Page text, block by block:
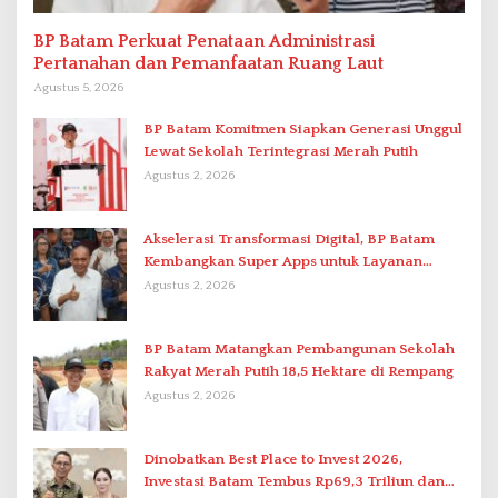
BP Batam Perkuat Penataan Administrasi
Pertanahan dan Pemanfaatan Ruang Laut
Agustus 5, 2026
BP Batam Komitmen Siapkan Generasi Unggul
Lewat Sekolah Terintegrasi Merah Putih
Agustus 2, 2026
Akselerasi Transformasi Digital, BP Batam
Kembangkan Super Apps untuk Layanan
Terpadu
Agustus 2, 2026
BP Batam Matangkan Pembangunan Sekolah
Rakyat Merah Putih 18,5 Hektare di Rempang
Agustus 2, 2026
Dinobatkan Best Place to Invest 2026,
Investasi Batam Tembus Rp69,3 Triliun dan